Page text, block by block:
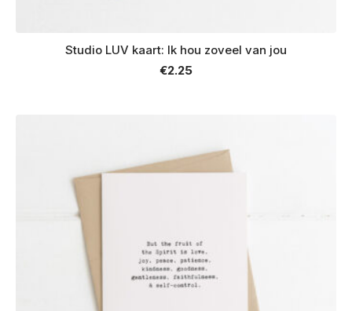
Studio LUV kaart: Ik hou zoveel van jou
€2.25